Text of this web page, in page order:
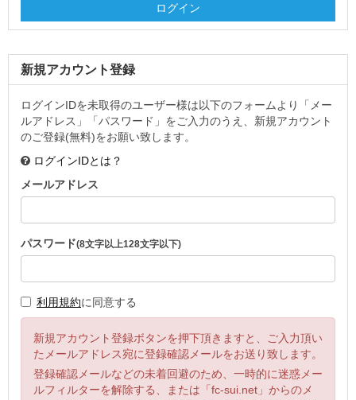
新規アカウント登録
ログインIDを未取得のユーザー様は以下のフォームより「メー
ルアドレス」「パスワード」をご入力のうえ、新規アカウント
のご登録(無料)をお願い致します。
ログインIDとは？
メールアドレス
パスワード(8文字以上128文字以下)
利用規約に同意する
新規アカウント登録ボタンを押下頂きますと、ご入力頂い
たメールアドレス宛に登録確認メールをお送り致します。
登録確認メールなどの未着回避のため、一時的に迷惑メー
ルフィルターを解除する、または「fc-sui.net」からのメ